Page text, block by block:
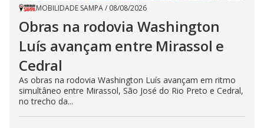
MOBILIDADE SAMPA/ 08/08/2026
Obras na rodovia Washington
Luís avançam entre Mirassol e
Cedral
As obras na rodovia Washington Luís avançam em ritmo
simultâneo entre Mirassol, São José do Rio Preto e Cedral,
no trecho da...